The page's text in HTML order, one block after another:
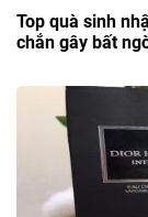
Top quà sinh
chắn gây bất